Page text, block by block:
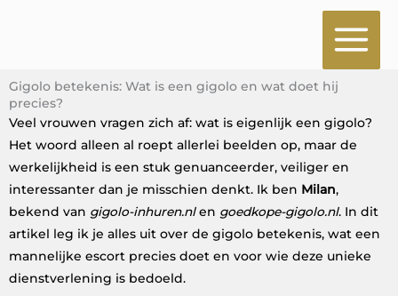
Gigolo betekenis: Wat is een gigolo en wat doet hij
precies?
Veel vrouwen vragen zich af: wat is eigenlijk een gigolo?
Het woord alleen al roept allerlei beelden op, maar de
werkelijkheid is een stuk genuanceerder, veiliger en
interessanter dan je misschien denkt. Ik ben Milan,
bekend van gigolo-inhuren.nlen goedkope-gigolo.nl. In dit
artikel leg ik je alles uit over de gigolo betekenis, wat een
mannelijke escort precies doet en voor wie deze unieke
dienstverlening is bedoeld.